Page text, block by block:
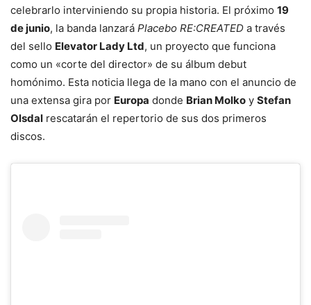
celebrarlo interviniendo su propia historia. El próximo 19
de junio, la banda lanzará Placebo RE:CREATED a través
del sello Elevator Lady Ltd, un proyecto que funciona
como un «corte del director» de su álbum debut
homónimo. Esta noticia llega de la mano con el anuncio de
una extensa gira por Europa donde Brian Molko y Stefan
Olsdal rescatarán el repertorio de sus dos primeros
discos.